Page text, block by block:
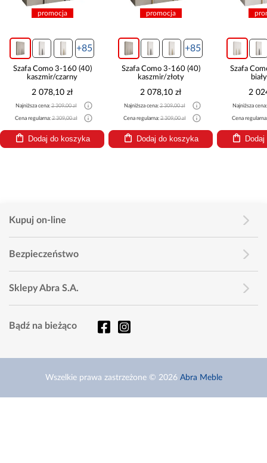
promocja
+85
Szafa Como 3-160 (40)
kaszmir/czarny
2 078,10 zł
Najniższa cena:2 309,00 zł
Cena regularna:2 309,00 zł
Dodaj do koszyka
promocja
+85
Szafa Como 3-160 (40)
kaszmir/złoty
2 078,10 zł
Najniższa cena:2 309,00 zł
Cena regularna:2 309,00 zł
Dodaj do koszyka
Szafa
2
Najniższa
Cena
Kupuj on-line
Bezpieczeństwo
Sklepy Abra S.A.
Bądź na bieżąco
Wszelkie prawa zastrzeżone © 2026 Abra Meble